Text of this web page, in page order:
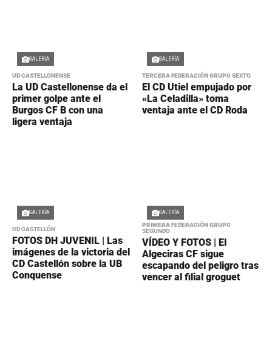
GALERÍA
UD CASTELLONENSE
La UD Castellonense da el
primer golpe ante el
Burgos CF B con una
ligera ventaja
GALERÍA
TERCERA FEDERACIÓN GRUPO SEXTO
El CD Utiel empujado por
«La Celadilla» toma
ventaja ante el CD Roda
GALERÍA
CD CASTELLÓN
FOTOS DH JUVENIL | Las
imágenes de la victoria del
CD Castellón sobre la UB
Conquense
GALERÍA
PRIMERA FEDERACIÓN GRUPO
SEGUNDO
VÍDEO Y FOTOS | El
Algeciras CF sigue
escapando del peligro tras
vencer al filial groguet